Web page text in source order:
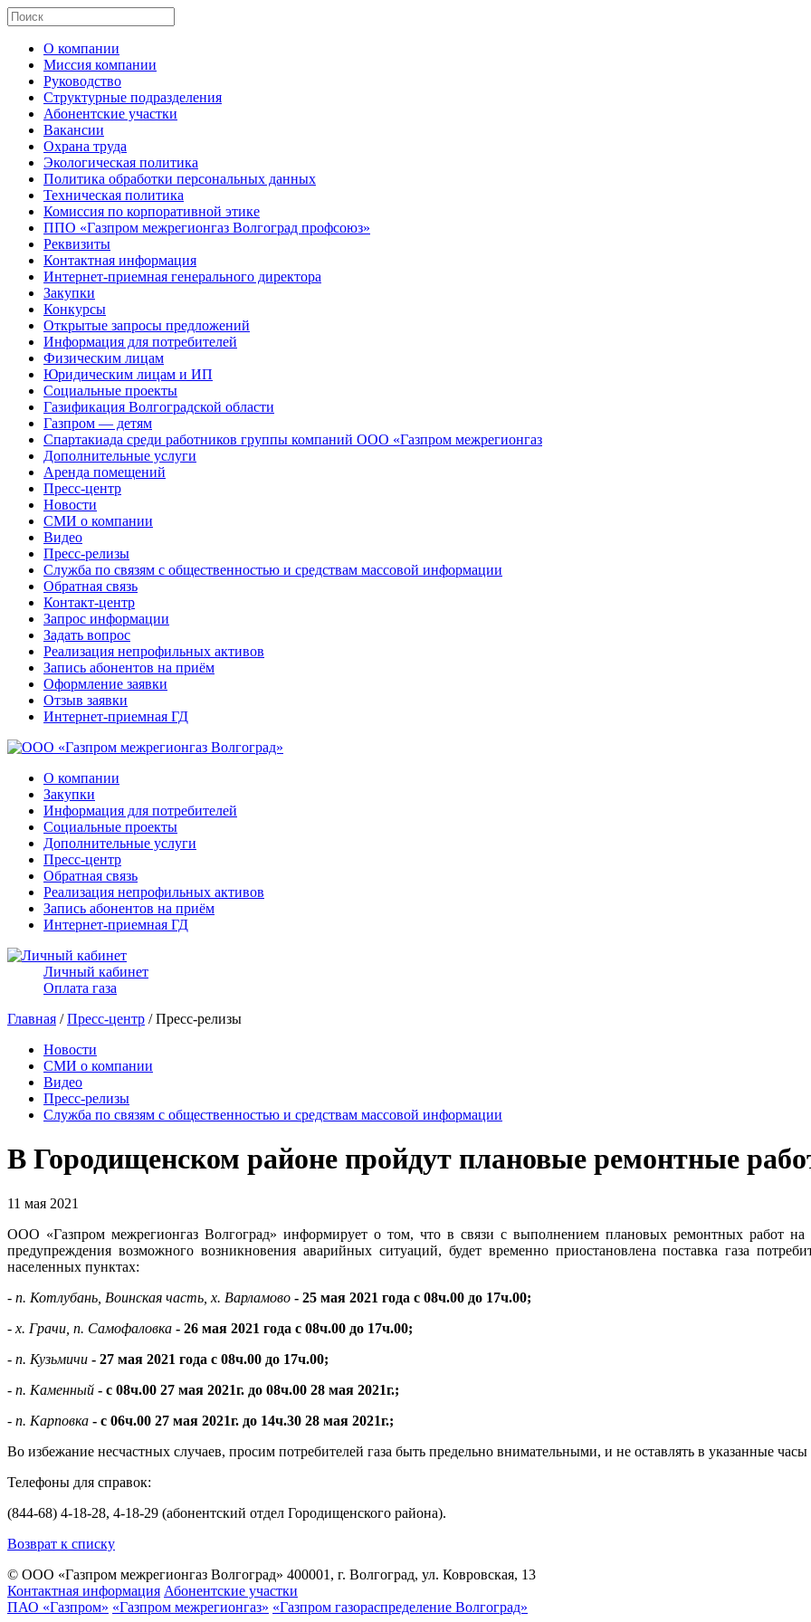
О компании
Миссия компании
Руководство
Структурные подразделения
Абонентские участки
Вакансии
Охрана труда
Экологическая политика
Политика обработки персональных данных
Техническая политика
Комиссия по корпоративной этике
ППО «Газпром межрегионгаз Волгоград профсоюз»
Реквизиты
Контактная информация
Интернет-приемная генерального директора
Закупки
Конкурсы
Открытые запросы предложений
Информация для потребителей
Физическим лицам
Юридическим лицам и ИП
Социальные проекты
Газификация Волгоградской области
Газпром — детям
Спартакиада среди работников группы компаний ООО «Газпром межрегионгаз
Дополнительные услуги
Аренда помещений
Пресс-центр
Новости
СМИ о компании
Видео
Пресс-релизы
Служба по связям с общественностью и средствам массовой информации
Обратная связь
Контакт-центр
Запрос информации
Задать вопрос
Реализация непрофильных активов
Запись абонентов на приём
Оформление заявки
Отзыв заявки
Интернет-приемная ГД
О компании
Закупки
Информация для потребителей
Социальные проекты
Дополнительные услуги
Пресс-центр
Обратная связь
Реализация непрофильных активов
Запись абонентов на приём
Интернет-приемная ГД
Личный кабинет
Оплата газа
Главная /Пресс-центр / Пресс-релизы
Новости
СМИ о компании
Видео
Пресс-релизы
Служба по связям с общественностью и средствам массовой информации
В Городищенском районе пройдут плановые ремонтные
11 мая 2021
ООО «Газпром межрегионгаз Волгоград» информирует о том, что в связи с выполнением плановых ремонтных работ на
предупреждения возможного возникновения аварийных ситуаций, будет временно приостановлена поставка газа
населенных пунктах:
- п. Котлубань, Воинская часть, х. Варламово - 25 мая 2021 года с 08ч.00 до 17ч.00;
- х. Грачи, п. Самофаловка - 26 мая 2021 года с 08ч.00 до 17ч.00;
- п. Кузьмичи - 27 мая 2021 года с 08ч.00 до 17ч.00;
- п. Каменный - с 08ч.00 27 мая 2021г. до 08ч.00 28 мая 2021г.;
- п. Карповка - с 06ч.00 27 мая 2021г. до 14ч.30 28 мая 2021г.;
Во избежание несчастных случаев, просим потребителей газа быть предельно внимательными, и не оставлять в указанные
Телефоны для справок:
(844-68) 4-18-28, 4-18-29 (абонентский отдел Городищенского района).
Возврат к списку
© ООО «Газпром межрегионгаз Волгоград» 400001, г. Волгоград, ул. Ковровская, 13
Контактная информация Абонентские участки
ПАО «Газпром» «Газпром межрегионгаз» «Газпром газораспределение Волгоград»